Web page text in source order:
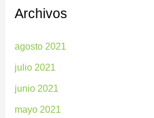
Archivos
agosto 2021
julio 2021
junio 2021
mayo 2021